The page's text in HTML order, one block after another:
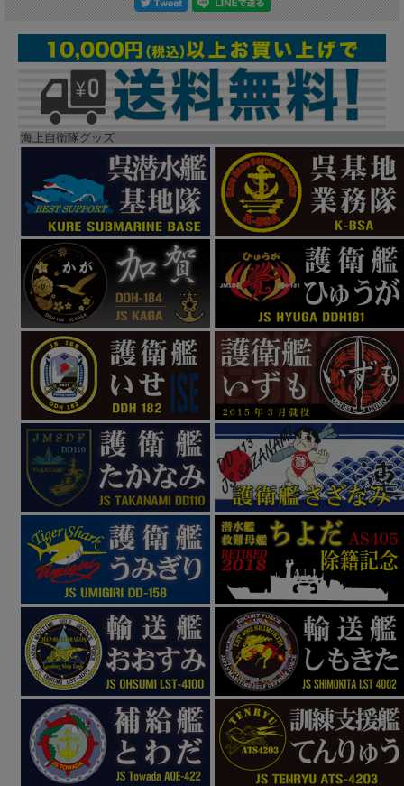
海上自衛隊グッズ